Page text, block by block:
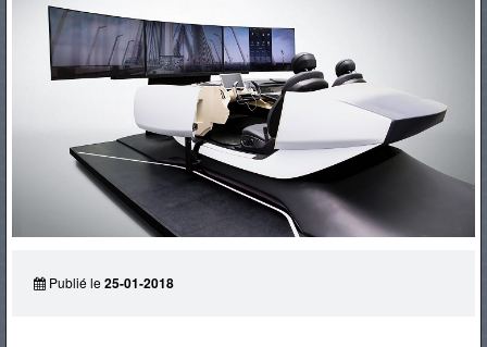
Publié le25-01-2018
PNEUS